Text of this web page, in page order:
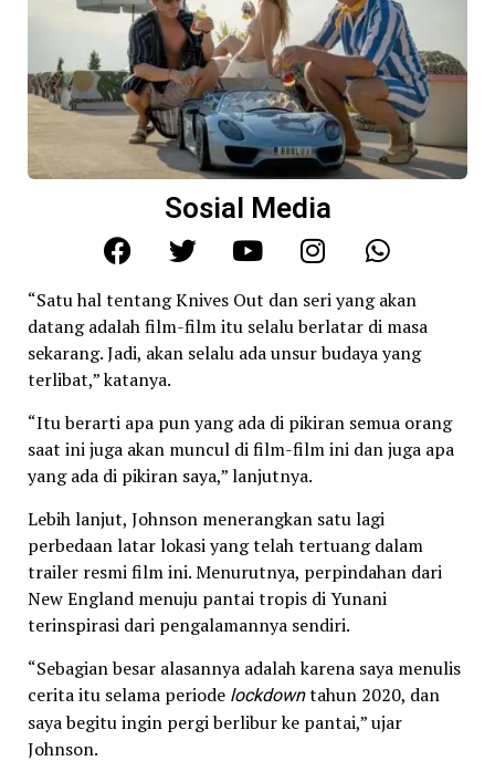
Sosial Media
“Satu hal tentang Knives Out dan seri yang akan
datang adalah film-film itu selalu berlatar di masa
sekarang. Jadi, akan selalu ada unsur budaya yang
terlibat,” katanya.
“Itu berarti apa pun yang ada di pikiran semua orang
saat ini juga akan muncul di film-film ini dan juga apa
yang ada di pikiran saya,” lanjutnya.
Lebih lanjut, Johnson menerangkan satu lagi
perbedaan latar lokasi yang telah tertuang dalam
trailer resmi film ini. Menurutnya, perpindahan dari
New England menuju pantai tropis di Yunani
terinspirasi dari pengalamannya sendiri.
“Sebagian besar alasannya adalah karena saya menulis
cerita itu selama periode lockdowntahun 2020, dan
saya begitu ingin pergi berlibur ke pantai,” ujar
Johnson.